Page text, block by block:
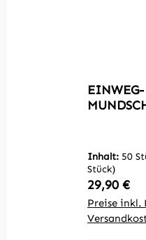
EINWEG-
Inhalt: 50
Stück)
Regulärer
29,90 €
Preise inkl.